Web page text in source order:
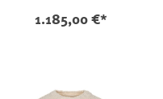
1.185,00 €*